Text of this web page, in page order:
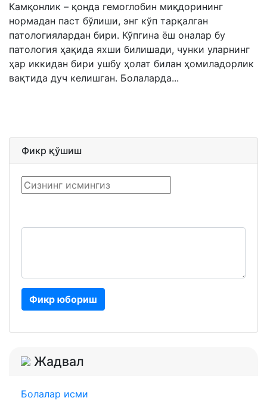
Камқонлик – қонда гемоглобин миқдорининг
нормадан паст бўлиши, энг кўп тарқалган
патологиялардан бири. Кўпгина ёш оналар бу
патология ҳақида яхши билишади, чунки уларнинг
ҳар иккидан бири ушбу ҳолат билан ҳомиладорлик
вақтида дуч келишган. Болаларда...
Фикр қўшиш
Фикр юбориш
Жадвал
Болалар исми